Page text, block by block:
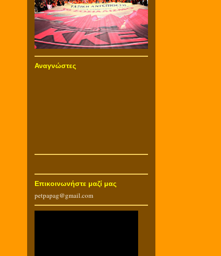
Αναγνώστες
Επικοινωνήστε μαζί μας
petpapag@gmail.com